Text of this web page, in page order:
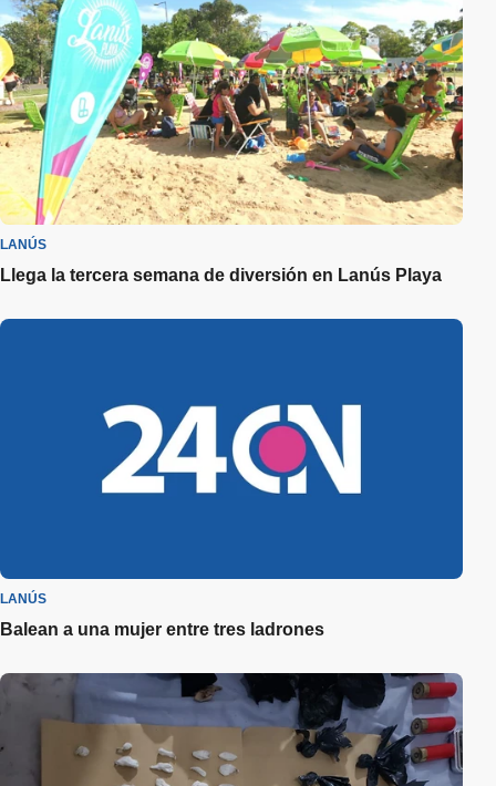
LANÚS
Llega la tercera semana de diversión en Lanús Playa
LANÚS
Balean a una mujer entre tres ladrones